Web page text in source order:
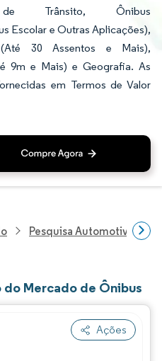
Trânsito, Ônibus
Escolar e Outras Aplicações),
30 Assentos e Mais),
9m e Mais) e Geografia. As
em Termos de Valor
Pesquisa Automotiva
Mercado de Ônibus
Ações